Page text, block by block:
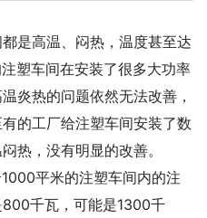
是高温、闷热，温度甚至达
塑车间在安装了很多大功率
炎热的问题依然无法改善，
的工厂给注塑车间安装了数
热，没有明显的改善。
平米的注塑车间内的注
千瓦，可能是1300千